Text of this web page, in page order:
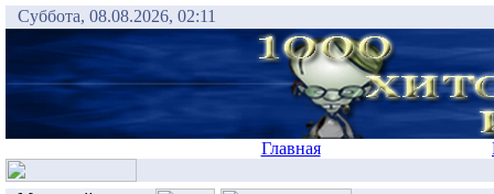
Суббота, 08.08.2026, 02:11
Главная